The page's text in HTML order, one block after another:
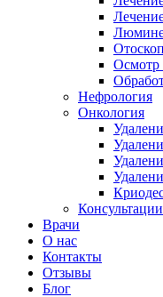
Осмотр
Нефрология
Онкология
Врачи
О нас
Контакты
Отзывы
Блог